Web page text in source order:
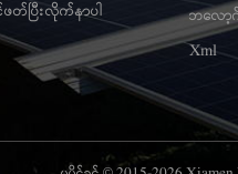
ပြီးလိုက်နာပါ
ဘလော့
Xml